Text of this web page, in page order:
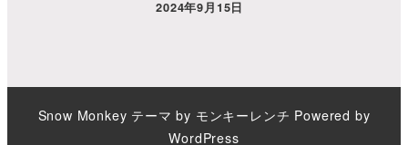
2024年9月15日
Snow Monkey テーマ by モンキーレンチ Powered by
WordPress